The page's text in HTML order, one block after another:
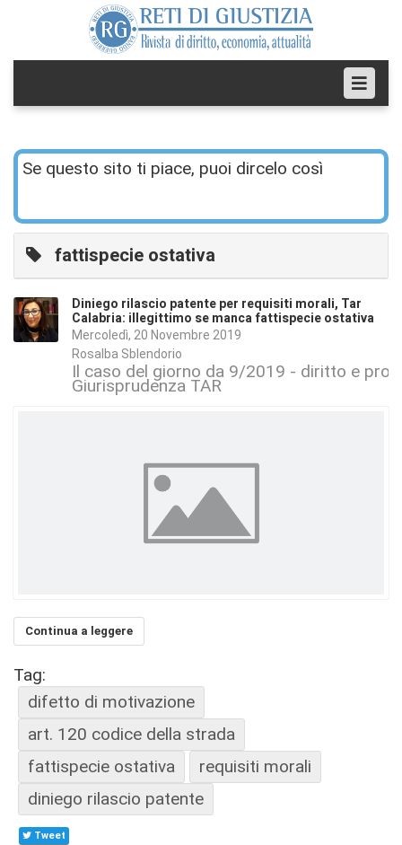
Se questo sito ti piace, puoi dircelo così
fattispecie ostativa
Diniego rilascio patente per requisiti morali, Tar
Calabria: illegittimo se manca fattispecie ostativa
Mercoledì, 20 Novembre 2019
Rosalba Sblendorio
Il caso del giorno da 9/2019 - diritto e
Giurisprudenza TAR
Continua a leggere
Tag:
difetto di motivazione
art. 120 codice della strada
fattispecie ostativa
requisiti morali
diniego rilascio patente
Tweet